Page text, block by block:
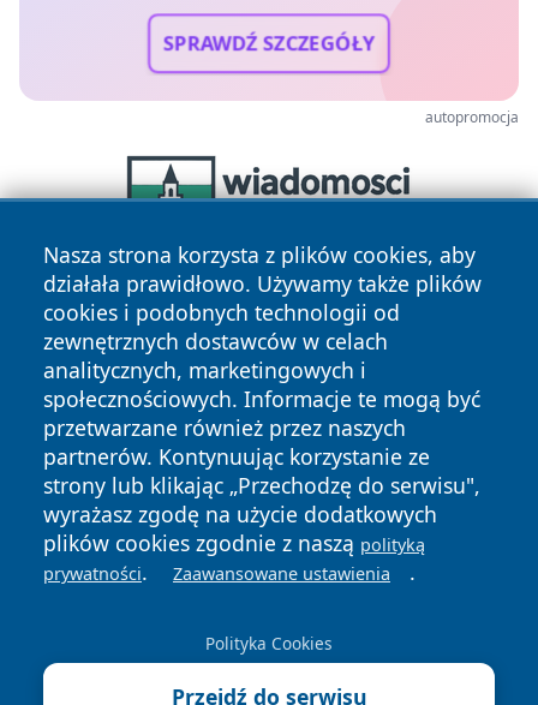
SPRAWDŹ SZCZEGÓŁY
autopromocja
Nasza strona korzysta z plików cookies, aby
działała prawidłowo. Używamy także plików
cookies i podobnych technologii od
zewnętrznych dostawców w celach
analitycznych, marketingowych i
społecznościowych. Informacje te mogą być
przetwarzane również przez naszych
partnerów. Kontynuując korzystanie ze
strony lub klikając „Przechodzę do serwisu",
wyrażasz zgodę na użycie dodatkowych
plików cookies zgodnie z naszą polityką
prywatności. Zaawansowane ustawienia .
Polityka Cookies
Przejdź do serwisu
Copyright © 2026 bielskonews.pl Wszystkie prawa
zastrzeżone.
News Autorzy
Polityka
Prywatności
Polityka
Cookies